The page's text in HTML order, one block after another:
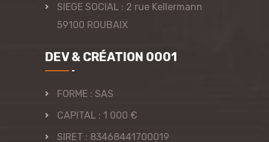
SIEGE SOCIAL : 2 rue Kellermann
59100 ROUBAIX
DEV & CRÉATION 0001
FORME : SAS
CAPITAL : 1 000 €
SIRET : 83468441700019